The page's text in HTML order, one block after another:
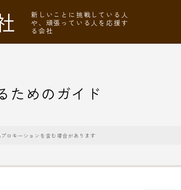
新しいことに挑戦している人
や、頑張っている人を応援す
る会社
ためのガイド
ロモーションを含む場合があります